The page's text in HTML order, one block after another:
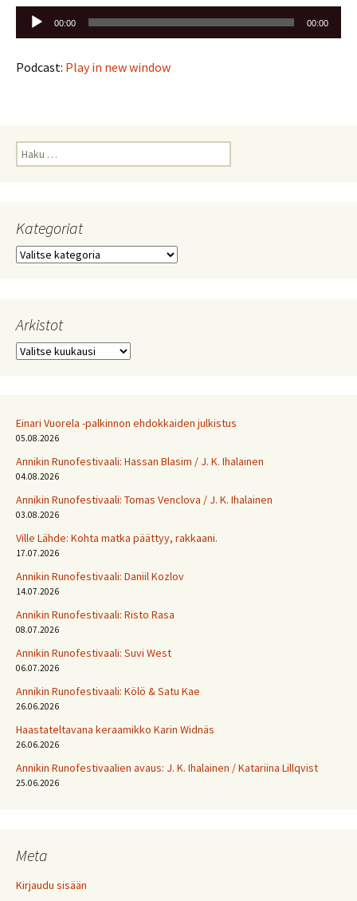
Äänitoistin
00:00 00:00
Podcast: Play in new window
Haku:
Kategoriat
Kategoriat
Arkistot
Arkistot
Einari Vuorela -palkinnon ehdokkaiden julkistus
05.08.2026
Annikin Runofestivaali: Has­san Bla­sim / J. K. Ihalainen
04.08.2026
Annikin Runofestivaali: Tomas Venclova / J. K. Ihalainen
03.08.2026
Ville Lähde: Kohta matka päättyy, rakkaani.
17.07.2026
Annikin Runofestivaali: Daniil Kozlov
14.07.2026
Annikin Runofestivaali: Risto Rasa
08.07.2026
Annikin Runofestivaali: Suvi West
06.07.2026
Annikin Runofestivaali: Kölö & Satu Kae
26.06.2026
Haastateltavana keraamikko Karin Widnäs
26.06.2026
Annikin Runofestivaalien avaus: J. K. Ihalainen / Katariina Lillqvist
25.06.2026
Meta
Kirjaudu sisään